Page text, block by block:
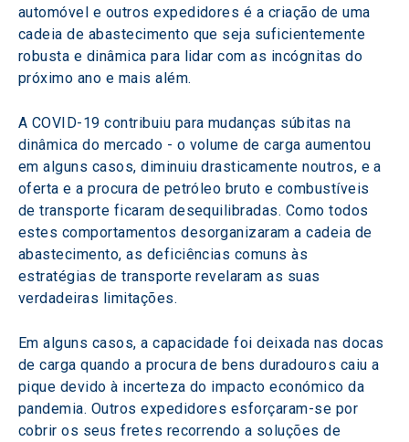
automóvel e outros expedidores é a criação de uma
cadeia de abastecimento que seja suficientemente
robusta e dinâmica para lidar com as incógnitas do
próximo ano e mais além.
A COVID-19 contribuiu para mudanças súbitas na
dinâmica do mercado - o volume de carga aumentou
em alguns casos, diminuiu drasticamente noutros, e a
oferta e a procura de petróleo bruto e combustíveis
de transporte ficaram desequilibradas. Como todos
estes comportamentos desorganizaram a cadeia de
abastecimento, as deficiências comuns às
estratégias de transporte revelaram as suas
verdadeiras limitações.
Em alguns casos, a capacidade foi deixada nas docas
de carga quando a procura de bens duradouros caiu a
pique devido à incerteza do impacto económico da
pandemia. Outros expedidores esforçaram-se por
cobrir os seus fretes recorrendo a soluções de